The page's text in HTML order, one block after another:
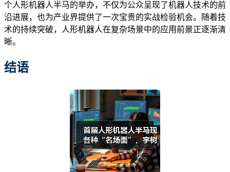
个人形机器人半马的举办，不仅为公众呈现了机器人技术的前
沿进展，也为产业界提供了一次宝贵的实战检验机会。随着技
术的持续突破，人形机器人在复杂场景中的应用前景正逐渐清
晰。
结语